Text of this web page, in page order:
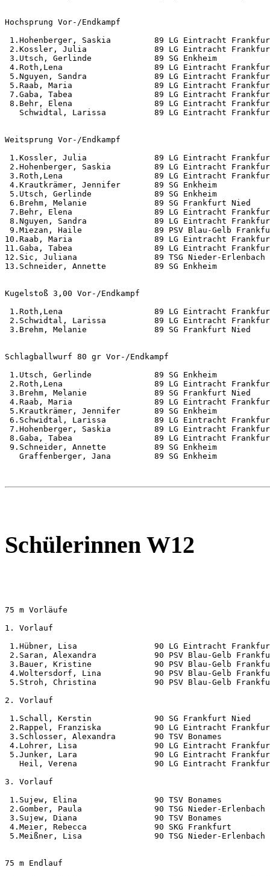
Hochsprung Vor-/Endkampf
1.Hohenberger, Saskia         89 LG Eintracht
2.Kossler, Julia              89 LG Eintracht
3.Utsch, Gerlinde             89 SG Enkheim
4.Roth,Lena                   89 LG Eintracht
5.Nguyen, Sandra              89 LG Eintracht
5.Raab, Maria                 89 LG Eintracht
7.Gaba, Tabea                 89 LG Eintracht
8.Behr, Elena                 89 LG Eintracht
Schwidtal, Larissa          89 LG Eintracht
Weitsprung Vor-/Endkampf
1.Kossler, Julia              89 LG Eintracht
2.Hohenberger, Saskia         89 LG Eintracht
3.Roth,Lena                   89 LG Eintracht
4.Krautkrämer, Jennifer       89 SG
5.Utsch, Gerlinde             89 SG Enkheim
6.Brehm, Melanie              89 SG Frankfurt
7.Behr, Elena                 89 LG Eintracht
8.Nguyen, Sandra              89 LG Eintracht
9.Miezan, Haile               89 PSV Blau-Gelb
10.Raab, Maria                 89 LG Eintracht
11.Gaba, Tabea                 89 LG Eintracht
12.Sic, Juliana                89 TSG Nieder-
13.Schneider, Annette          89 SG
Kugelstoß 3,00 Vor-/Endkampf
1.Roth,Lena                   89 LG Eintracht
2.Schwidtal, Larissa          89 LG Eintracht
3.Brehm, Melanie              89 SG Frankfurt
Schlagballwurf 80 gr Vor-/Endkampf
1.Utsch, Gerlinde             89 SG Enkheim
2.Roth,Lena                   89 LG Eintracht
3.Brehm, Melanie              89 SG Frankfurt
4.Raab, Maria                 89 LG Eintracht
5.Krautkrämer, Jennifer       89 SG Enkheim
6.Schwidtal, Larissa          89 LG Eintracht
7.Hohenberger, Saskia         89 LG Eintracht
8.Gaba, Tabea                 89 LG Eintracht
9.Schneider, Annette          89 SG Enkheim
Graffenberger, Jana         89 SG Enkheim
Schülerinnen W12
75 m Vorläufe
1. Vorlauf
1.Hübner, Lisa                90 LG Eintracht
2.Saran, Alexandra            90 PSV Blau-Gelb
3.Bauer, Kristine             90 PSV Blau-Gelb
4.Woltersdorf, Lina           90 PSV Blau-Gelb
5.Stroh, Christina            90 PSV Blau-Gelb
2. Vorlauf
1.Schall, Kerstin             90 SG Frankfurt
2.Rappel, Franziska           90 LG Eintracht
3.Schlosser, Alexandra        90 TSV
4.Lohrer, Lisa                90 LG Eintracht
5.Junker, Lara                90 LG Eintracht Frankfurt
Heil, Verena                90 LG Eintracht
3. Vorlauf
1.Sujew, Elina                90 TSV Bonames
2.Gomber, Paula               90 TSG Nieder-
3.Sujew, Diana                90 TSV Bonames
4.Meier, Rebecca              90 SKG Frankfurt
5.Meißner, Lisa               90 TSG Nieder-
75 m Endlauf